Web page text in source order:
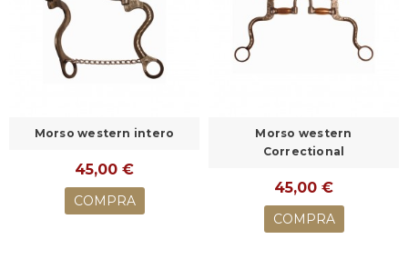
Morso western intero
45,00 €
COMPRA
Morso western
Correctional
45,00 €
COMPRA